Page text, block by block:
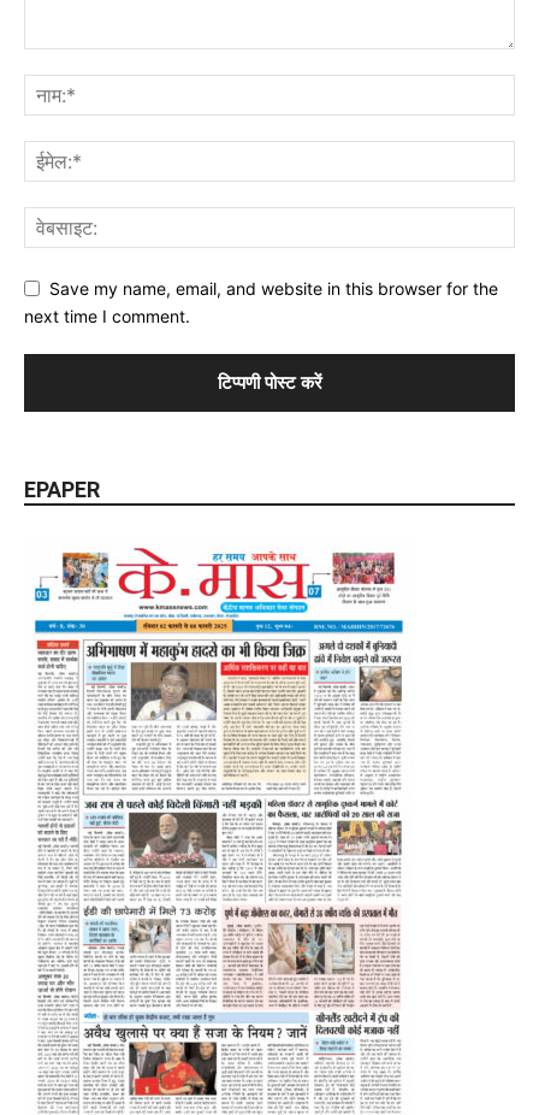
Save my name, email, and website in this browser for the
next time I comment.
EPAPER